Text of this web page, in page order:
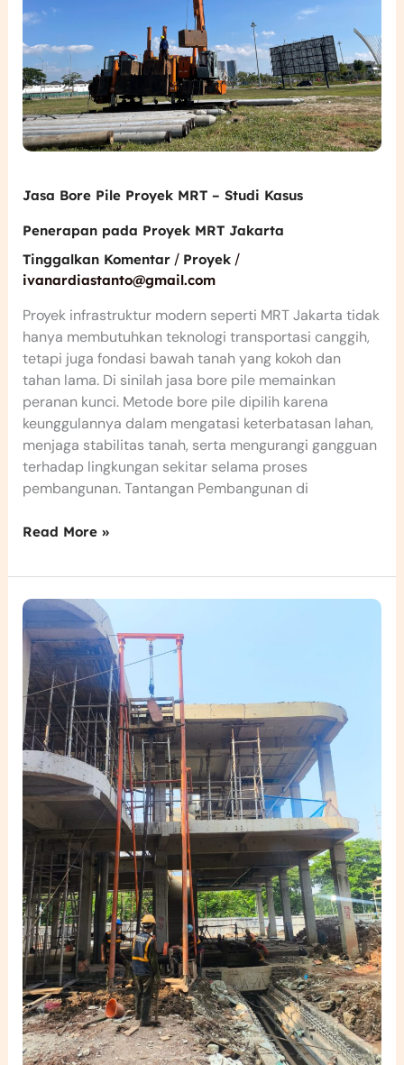
Jasa Bore Pile Proyek MRT – Studi Kasus
Penerapan pada Proyek MRT Jakarta
Tinggalkan Komentar / Proyek/
ivanardiastanto@gmail.com
Proyek infrastruktur modern seperti MRT Jakarta tidak
hanya membutuhkan teknologi transportasi canggih,
tetapi juga fondasi bawah tanah yang kokoh dan
tahan lama. Di sinilah jasa bore pile memainkan
peranan kunci. Metode bore pile dipilih karena
keunggulannya dalam mengatasi keterbatasan lahan,
menjaga stabilitas tanah, serta mengurangi gangguan
terhadap lingkungan sekitar selama proses
pembangunan. Tantangan Pembangunan di
Kasus
Penerapan
pada
Proyek
MRT
Jakarta
Read More »
Jasa
Bore
Pile
untuk
Proyek
Canopi
01
dan
04
–
PT
Decorient
PI